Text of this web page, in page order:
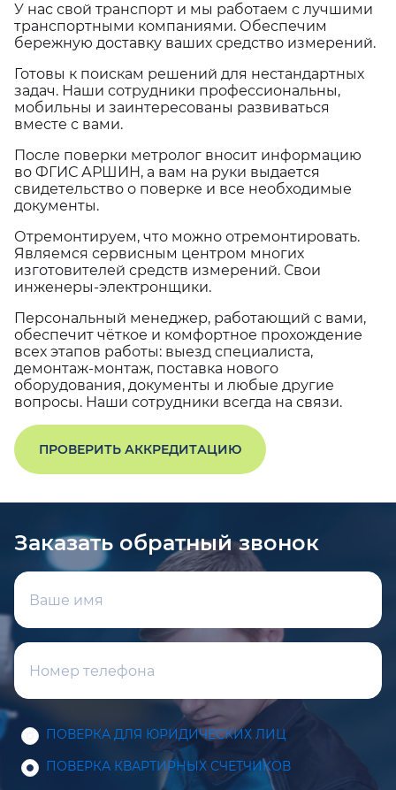
У нас свой транспорт и мы работаем с лучшими
транспортными компаниями. Обеспечим
бережную доставку ваших средство измерений.
Готовы к поискам решений для нестандартных
задач. Наши сотрудники профессиональны,
мобильны и заинтересованы развиваться
вместе с вами.
После поверки метролог вносит информацию
во ФГИС АРШИН, а вам на руки выдается
свидетельство о поверке и все необходимые
документы.
Отремонтируем, что можно отремонтировать.
Являемся сервисным центром многих
изготовителей средств измерений. Свои
инженеры-электронщики.
Персональный менеджер, работающий с вами,
обеспечит чёткое и комфортное прохождение
всех этапов работы: выезд специалиста,
демонтаж-монтаж, поставка нового
оборудования, документы и любые другие
вопросы. Наши сотрудники всегда на связи.
ПРОВЕРИТЬ АККРЕДИТАЦИЮ
Заказать обратный звонок
ПОВЕРКА ДЛЯ ЮРИДИЧЕСКИХ ЛИЦ
ПОВЕРКА КВАРТИРНЫХ СЧЕТЧИКОВ